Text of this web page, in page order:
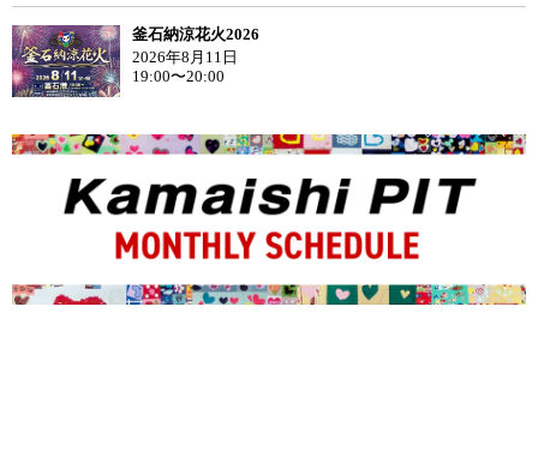
釜石納涼花火2026
2026年8月11日
19:00〜20:00